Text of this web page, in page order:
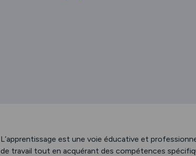
L’apprentissage est une voie éducative et
de travail tout en acquérant des compétences